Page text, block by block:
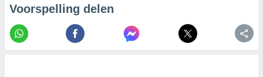
Voorspelling delen